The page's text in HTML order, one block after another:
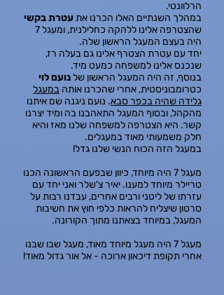
הרלוונטי.
במהלך השנתיים האלו הכרנו את עטרת בקשי
שהצטרפה אלינו ללהקה כחלילנית, ומעגל 7
היה בעצם המעגל הראשון שלה.
יחד עם עטרת הצטרף אלינו גם בעלה רז,
שנכנס אלינו למשפחה כמעט מיד.
בנוסף, זה היה המעגל הראשון שלנועם לוי
כטרומבוניסטית, אחרי שהכרנו אותה במעגל
גלידה שהיה בכפר סבא. נועם ניגנה שם איתנו
מהקהל, ובסוף המעגל התאהבנו בה ומיד יצרנו
קשר. היא הצטרפה למשפחה שלנו מאז והיא
חלק משמעותי מאוד במעגלים.
במעגל הזה הכוח הנשי שלנו גדל!
מעגל 7 היה מיוחד, כיוון שבפעם הראשונה הכנו
טריילר מיוחד למענו. יאיר צ'שלר ואני יחד עם
עזרתו של ליטני ורבים אחרים, עבדנו רבות על
סרטון שיצליח להראות כלפי חוץ את חשיבות
המעגל, במיוחד בצאתנו מתוך הקורונה.
מעגל 7 היה מעגל מיוחד מאוד, מעגל שבו שבנו
אחרי תקופת דיכאון ארוכה - אל אור גדול מאוד!